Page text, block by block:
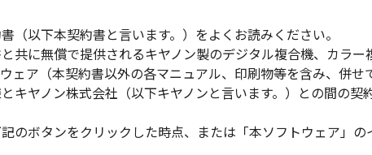
（以下本契約書と言います。）をよくお読みください。
共に無償で提供されるキヤノン製のデジタル複合機、カラ
ェア（本契約書以外の各マニュアル、印刷物等を含み、併
キヤノン株式会社（以下キヤノンと言います。）との間の契約
のボタンをクリックした時点、または「本ソフトウェア」